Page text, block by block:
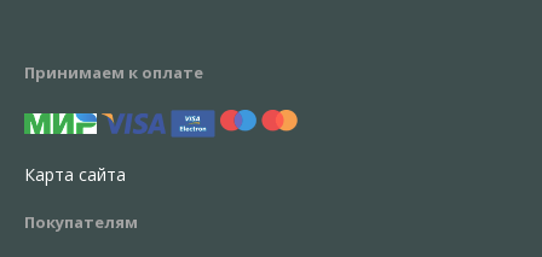
Принимаем к оплате
Карта сайта
Покупателям